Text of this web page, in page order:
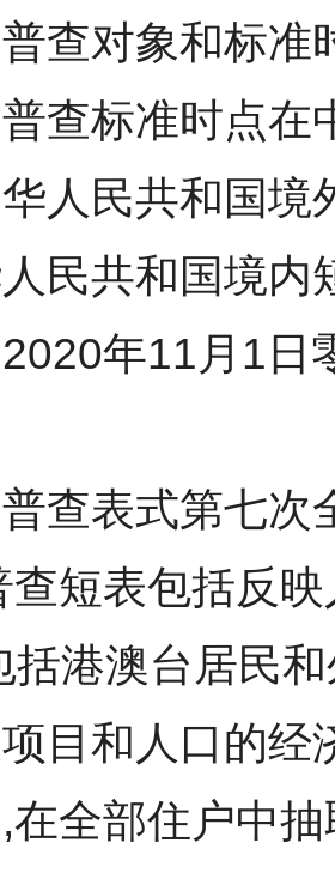
查对象和标准
查标准时点在
人民共和国境
民共和国境内
年11月1日
查表式第七次
查短表包括反
括港澳台居民
目和人口的经
在全部住户中